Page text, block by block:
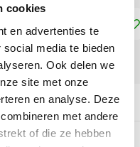
cookies
en advertenties te
media te bieden
Ook delen we
site met onze
en analyse. Deze
met andere
of die ze hebben
winkelwagen